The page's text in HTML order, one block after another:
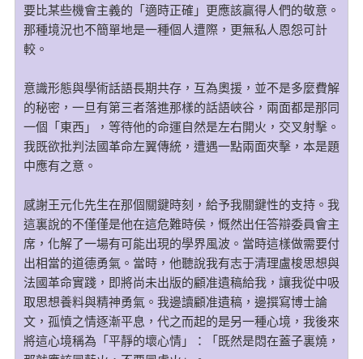
要比某些機會主義的「適時正確」更應該贏得人們的敬意。
那種境況也不簡單地是一種個人遭際，更無私人恩怨可計
較。
意識形態與學術話語長期共存，互為奧援，並不是多麼費解
的秘密，一旦有第三者落進那樣的話語峽谷，兩面都是那同
一個「東西」，等待他的命運自然是左右開火，交叉射擊。
我既欲批判法國革命左翼傳統，遭遇一點兩面夾擊，本是題
中應有之意。
感謝王元化先生在那個關鍵時刻，給予我關鍵性的支持。我
這裏說的不僅僅是他在這危難時侯，慨然出任答辯委員會主
席，化解了一場有可能出現的學界風波。當時這樣做需要付
出相當的道德勇氣。當時，他聽說我有志于清理盧梭思想與
法國革命實踐，即將尚未出版的顧准遺稿給我，讓我從中吸
取思想養料與精神勇氣。我邊讀顧准遺稿，邊撰寫博士論
文，孤憤之情逐漸平息，代之而起的是另一種心境，我後來
將這心境稱為「平靜的壞心情」：「既然是悶在蓋子裏燒，